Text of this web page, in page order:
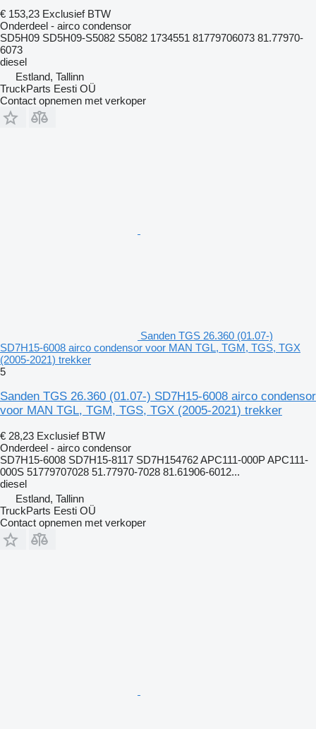
€ 153,23 Exclusief BTW
Onderdeel - airco condensor
SD5H09 SD5H09-S5082 S5082 1734551 81779706073 81.77970-
6073
diesel
Estland, Tallinn
TruckParts Eesti OÜ
Contact opnemen met verkoper
Sanden TGS 26.360 (01.07-)
SD7H15-6008 airco condensor voor MAN TGL, TGM, TGS, TGX
(2005-2021) trekker
5
Sanden TGS 26.360 (01.07-) SD7H15-6008 airco condensor
voor MAN TGL, TGM, TGS, TGX (2005-2021) trekker
€ 28,23 Exclusief BTW
Onderdeel - airco condensor
SD7H15-6008 SD7H15-8117 SD7H154762 APC111-000P APC111-
000S 51779707028 51.77970-7028 81.61906-6012...
diesel
Estland, Tallinn
TruckParts Eesti OÜ
Contact opnemen met verkoper